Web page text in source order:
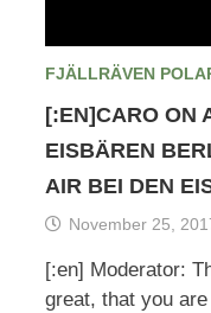
FJÄLLRÄVEN
[:EN]CARO ON
EISBÄREN
AIR BEI DEN
November 25,
[:en] Moderator:
great, that you